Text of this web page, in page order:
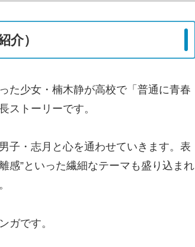
介）
た少女・楠木静が高校で「普通に青春
ストーリーです。
子・志月と心を通わせていきます。表
感”といった繊細なテーマも盛り込まれ
ガです。